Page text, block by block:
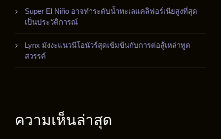
Super El Niño อาจทำระดับน้ำทะเลแคลิฟอร์เนียสูงที่สุด
เป็นประวัติการณ์
Lynx มังงะแนวนีโอนัวร์สุดเข้มข้นกับการต่อสู้เหล่าทูต
สวรรค์
ความเห็นล่าสุด